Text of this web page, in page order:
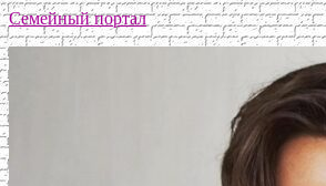
Семейный портал